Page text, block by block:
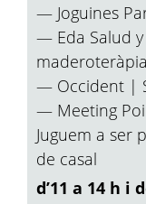
— Joguines
— Eda Salud y
— Occident |
— Meeting
Juguem a ser
de casal
d’11 a 14 h i